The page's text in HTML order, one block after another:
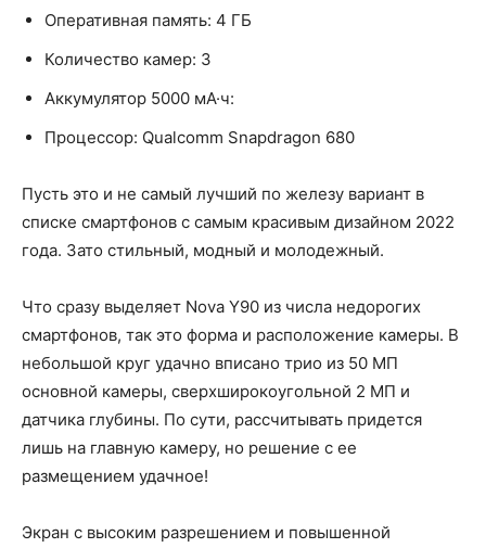
Оперативная память: 4 ГБ
Количество камер: 3
Аккумулятор 5000 мА·ч:
Процессор: Qualcomm Snapdragon 680
Пусть это и не самый лучший по железу вариант в
списке смартфонов с самым красивым дизайном 2022
года. Зато стильный, модный и молодежный.
Что сразу выделяет Nova Y90 из числа недорогих
смартфонов, так это форма и расположение камеры. В
небольшой круг удачно вписано трио из 50 МП
основной камеры, сверхширокоугольной 2 МП и
датчика глубины. По сути, рассчитывать придется
лишь на главную камеру, но решение с ее
размещением удачное!
Экран с высоким разрешением и повышенной